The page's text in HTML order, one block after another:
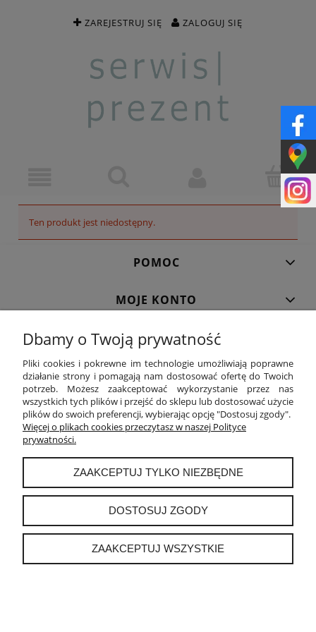
ZAREJESTRUJ SIĘ ZALOGUJ SIĘ
Ten produkt jest niedostępny.
POMOC
MOJE KONTO
PŁATNOŚCI I DOSTAWA
INFORMACJE
O NAS
POKAŻ PEŁNĄ WERSJĘ STRONY
Sklep internetowy Shoper.pl
Dbamy o Twoją prywatność
Pliki cookies i pokrewne im technologie umożliwiają poprawne
działanie strony i pomagają nam dostosować ofertę do Twoich
potrzeb. Możesz zaakceptować wykorzystanie przez nas
wszystkich tych plików i przejść do sklepu lub dostosować użycie
plików do swoich preferencji, wybierając opcję "Dostosuj zgody".
Więcej o plikach cookies przeczytasz w naszej Polityce
prywatności.
ZAAKCEPTUJ TYLKO NIEZBĘDNE
DOSTOSUJ ZGODY
ZAAKCEPTUJ WSZYSTKIE